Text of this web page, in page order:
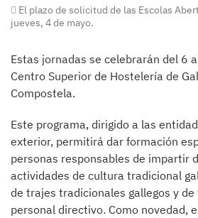
El plazo de solicitud de las Escolas
jueves, 4 de mayo.
Estas jornadas se celebrarán del 6
Centro Superior de Hostelería de
Compostela.
Este programa, dirigido a las
exterior, permitirá dar formación
personas responsables de impartir
actividades de cultura tradicional
de trajes tradicionales gallegos y de
personal directivo. Como novedad,